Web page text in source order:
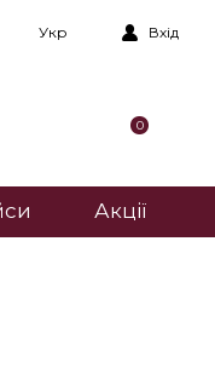
Укр Вхід
0
Акції